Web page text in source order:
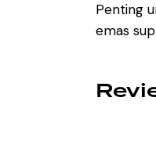
Penting
emas